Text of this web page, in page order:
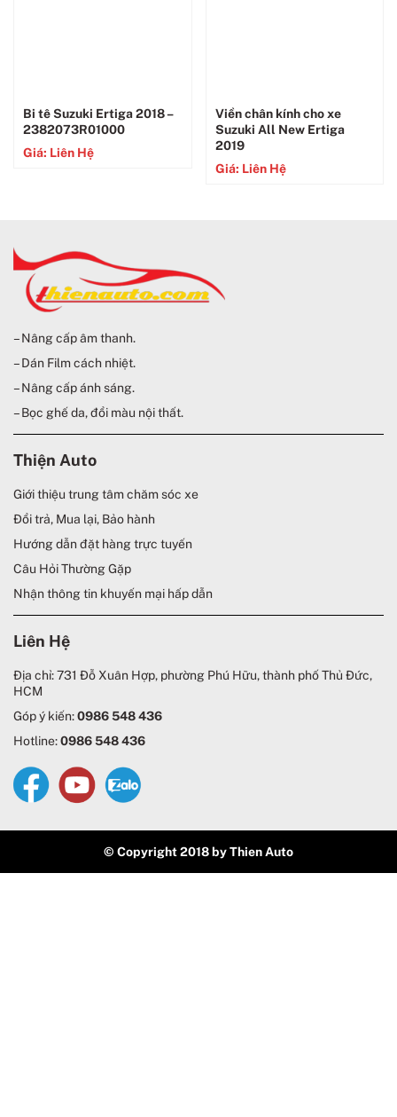
Bi tê Suzuki Ertiga 2018 –
2382073R01000
Giá: Liên Hệ
Viền chân kính cho xe
Suzuki All New Ertiga
2019
Giá: Liên Hệ
– Nâng cấp âm thanh.
– Dán Film cách nhiệt.
– Nâng cấp ánh sáng.
– Bọc ghế da, đổi màu nội thất.
Thiện Auto
Giới thiệu trung tâm chăm sóc xe
Đổi trả, Mua lại, Bảo hành
Hướng dẫn đặt hàng trực tuyến
Câu Hỏi Thường Gặp
Nhận thông tin khuyến mại hấp dẫn
Liên Hệ
Địa chỉ: 731 Đỗ Xuân Hợp, phường Phú Hữu, thành phố Thủ Đức,
HCM
Góp ý kiến:0986 548 436
Hotline:0986 548 436
© Copyright 2018 by Thien Auto